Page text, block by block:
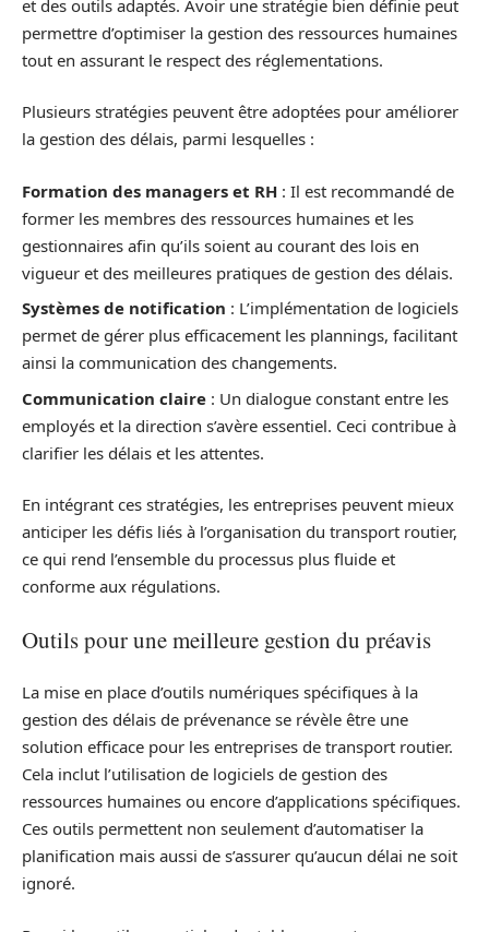
et des outils adaptés. Avoir une stratégie bien définie peut
permettre d’optimiser la gestion des ressources humaines
tout en assurant le respect des réglementations.
Plusieurs stratégies peuvent être adoptées pour améliorer
la gestion des délais, parmi lesquelles :
Formation des managers et RH : Il est recommandé de
former les membres des ressources humaines et les
gestionnaires afin qu’ils soient au courant des lois en
vigueur et des meilleures pratiques de gestion des délais.
Systèmes de notification : L’implémentation de logiciels
permet de gérer plus efficacement les plannings, facilitant
ainsi la communication des changements.
Communication claire : Un dialogue constant entre les
employés et la direction s’avère essentiel. Ceci contribue à
clarifier les délais et les attentes.
En intégrant ces stratégies, les entreprises peuvent mieux
anticiper les défis liés à l’organisation du transport routier,
ce qui rend l’ensemble du processus plus fluide et
conforme aux régulations.
Outils pour une meilleure gestion du préavis
La mise en place d’outils numériques spécifiques à la
gestion des délais de prévenance se révèle être une
solution efficace pour les entreprises de transport routier.
Cela inclut l’utilisation de logiciels de gestion des
ressources humaines ou encore d’applications spécifiques.
Ces outils permettent non seulement d’automatiser la
planification mais aussi de s’assurer qu’aucun délai ne soit
ignoré.